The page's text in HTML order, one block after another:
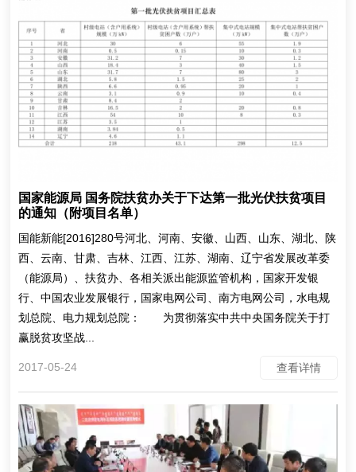
国家能源局 国务院扶贫办关于下达第一批光伏扶贫项目
的通知（附项目名单）
国能新能[2016]280号河北、河南、安徽、山西、山东、湖北、陕
西、云南、甘肃、吉林、江西、江苏、湖南、辽宁省发展改革委
（能源局）、扶贫办、各相关派出能源监管机构，国家开发银
行、中国农业发展银行，国家电网公司、南方电网公司，水电规
划总院、电力规划总院： 为贯彻落实中共中央国务院关于打
赢脱贫攻坚战...
2017-05-24 查看详情